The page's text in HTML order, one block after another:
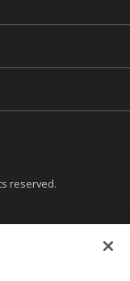
reserved.